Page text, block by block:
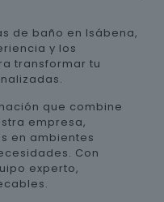
de baño en Isábena,
y los
transformar tu
que combine
empresa,
en ambientes
Con
experto,